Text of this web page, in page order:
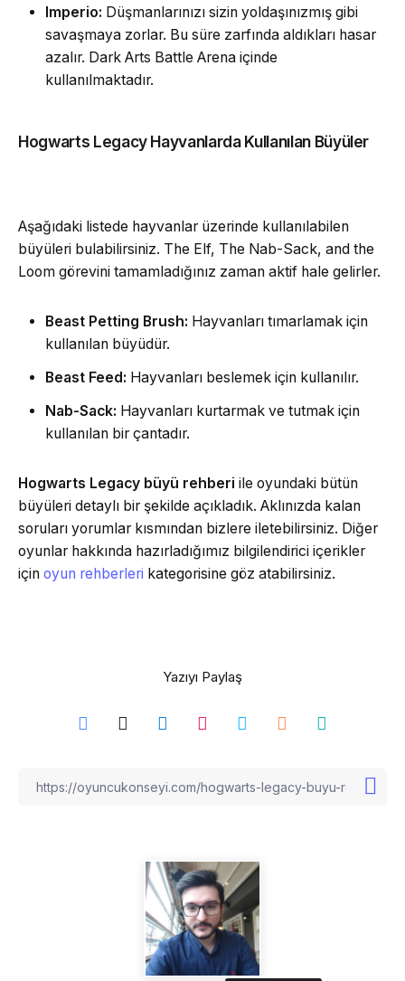
Imperio: Düşmanlarınızı sizin yoldaşınızmış gibi
savaşmaya zorlar. Bu süre zarfında aldıkları hasar
azalır. Dark Arts Battle Arena içinde
kullanılmaktadır.
Hogwarts Legacy Hayvanlarda Kullanılan Büyüler
Aşağıdaki listede hayvanlar üzerinde kullanılabilen
büyüleri bulabilirsiniz. The Elf, The Nab-Sack, and the
Loom görevini tamamladığınız zaman aktif hale gelirler.
Beast Petting Brush: Hayvanları tımarlamak için
kullanılan büyüdür.
Beast Feed: Hayvanları beslemek için kullanılır.
Nab-Sack: Hayvanları kurtarmak ve tutmak için
kullanılan bir çantadır.
Hogwarts Legacy büyü rehberi ile oyundaki bütün
büyüleri detaylı bir şekilde açıkladık. Aklınızda kalan
soruları yorumlar kısmından bizlere iletebilirsiniz. Diğer
oyunlar hakkında hazırladığımız bilgilendirici içerikler
için oyun rehberleri kategorisine göz atabilirsiniz.
Yazıyı Paylaş